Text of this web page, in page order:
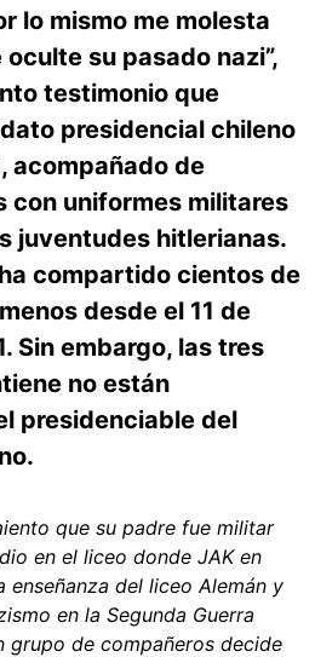
lo mismo me molesta
su pasado nazi”,
testimonio que
presidencial chileno
acompañado de
con uniformes militares
juventudes hitlerianas.
compartido cientos de
desde el 11 de
Sin embargo, las tres
no están
presidenciable del
que su padre fue militar
en el liceo donde JAK en
del liceo Alemán y
en la Segunda Guerra
grupo de compañeros decide